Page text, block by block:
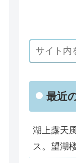
最近
湖上露天
ス。望湖